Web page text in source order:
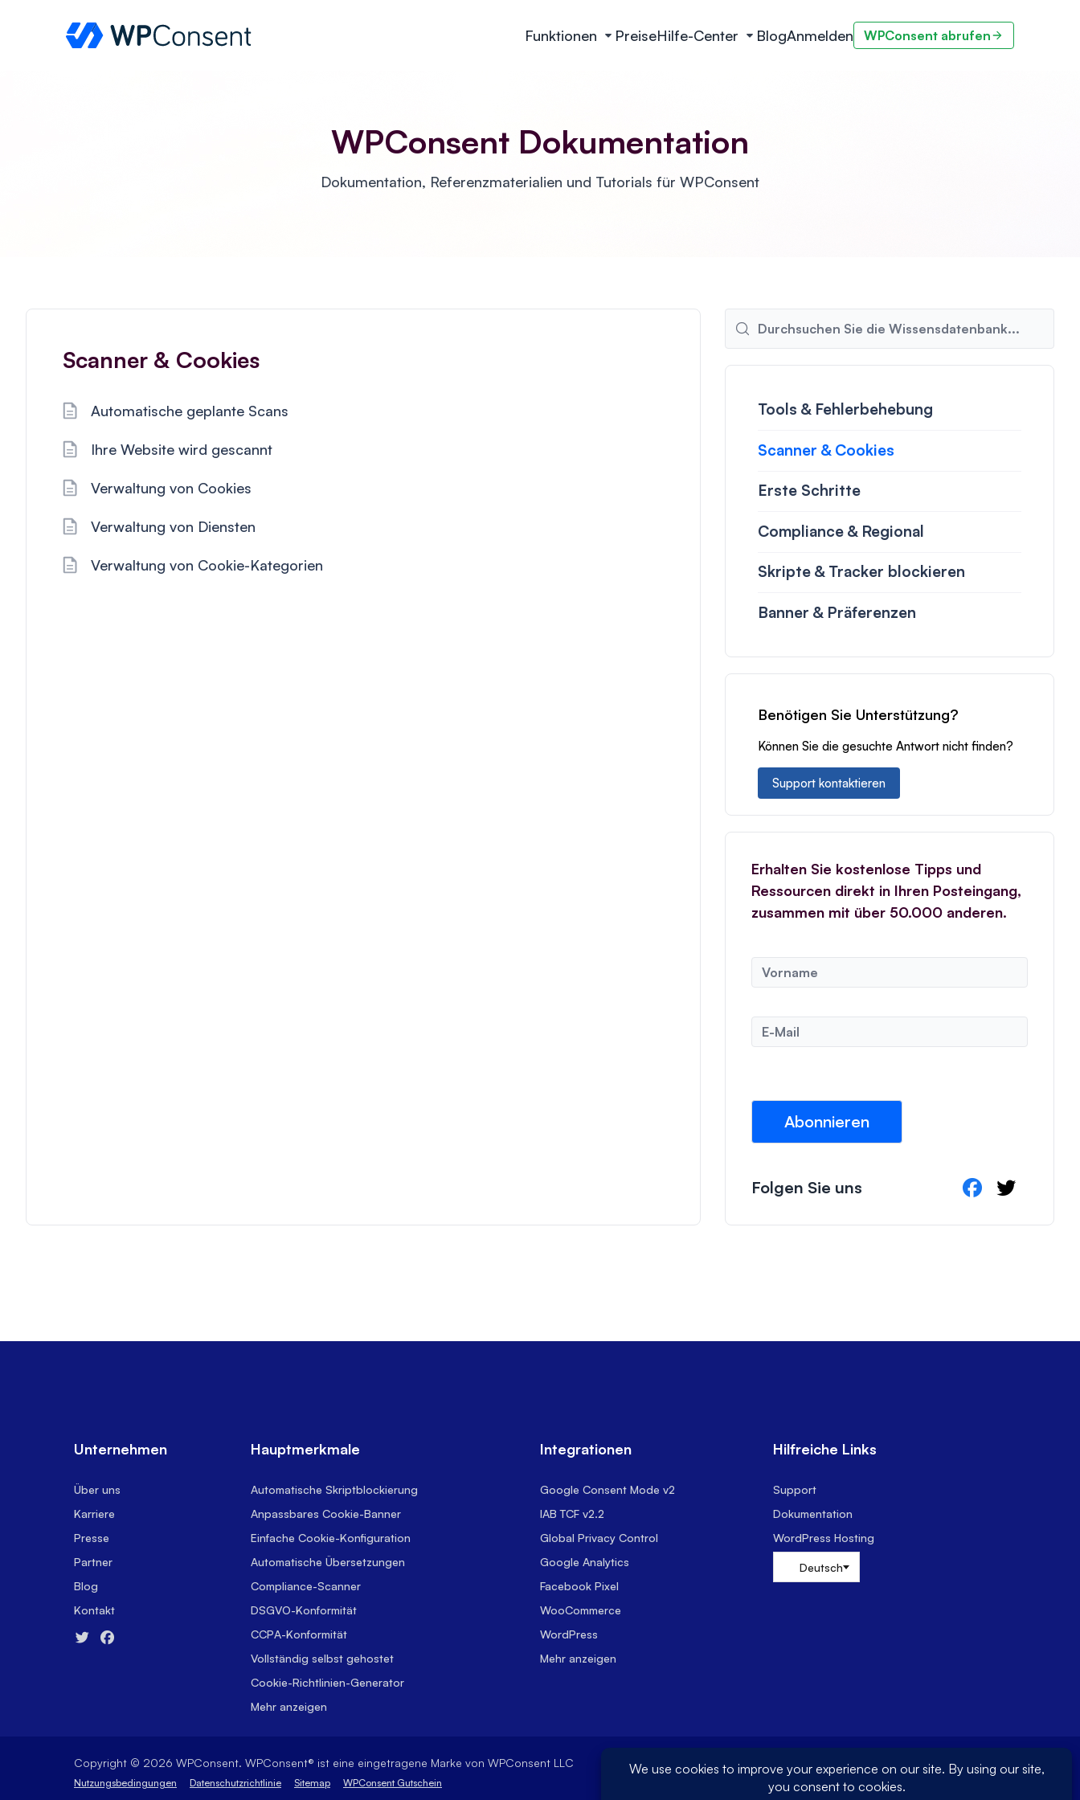
WPConsent Funktionen PreiseHilfe-Center BlogAnmelden WPConsent abrufen
WPConsent Dokumentation
Dokumentation, Referenzmaterialien und Tutorials für WPConsent
Scanner & Cookies
Automatische geplante Scans
Ihre Website wird gescannt
Verwaltung von Cookies
Verwaltung von Diensten
Verwaltung von Cookie-Kategorien
Tools & Fehlerbehebung
Scanner & Cookies
Erste Schritte
Compliance & Regional
Skripte & Tracker blockieren
Banner & Präferenzen
Benötigen Sie Unterstützung?
Können Sie die gesuchte Antwort nicht finden?
Support kontaktieren
Erhalten Sie kostenlose Tipps und
Ressourcen direkt in Ihren Posteingang,
zusammen mit über 50.000 anderen.
e
l
Abonnieren
Folgen Sie uns
Unternehmen
Über uns
Karriere
Presse
Partner
Blog
Kontakt
Hauptmerkmale
Automatische Skriptblockierung
Anpassbares Cookie-Banner
Einfache Cookie-Konfiguration
Automatische Übersetzungen
Compliance-Scanner
DSGVO-Konformität
CCPA-Konformität
Vollständig selbst gehostet
Cookie-Richtlinien-Generator
Mehr anzeigen
Integrationen
Google Consent Mode v2
IAB TCF v2.2
Global Privacy Control
Google Analytics
Facebook Pixel
WooCommerce
WordPress
Mehr anzeigen
Hilfreiche Links
Support
Dokumentation
WordPress Hosting
Copyright © 2026 WPConsent. WPConsent® ist eine eingetragene Marke von WPConsent LLC
Nutzungsbedingungen Datenschutzrichtlinie Sitemap WPConsent Gutschein